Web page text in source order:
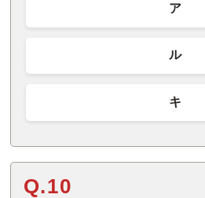
ア
ル
キ
Q.10